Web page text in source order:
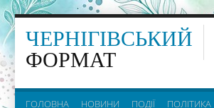
ЧЕРНІГІВСЬКИЙ
ФОРМАТ
ГОЛОВНА НОВИНИ ПОДІЇ ПОЛІТИКА